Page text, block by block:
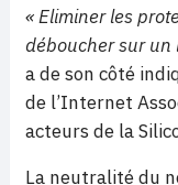
« Eliminer les
déboucher sur un
a de son côté
de l’Internet
acteurs de la
La neutralité du